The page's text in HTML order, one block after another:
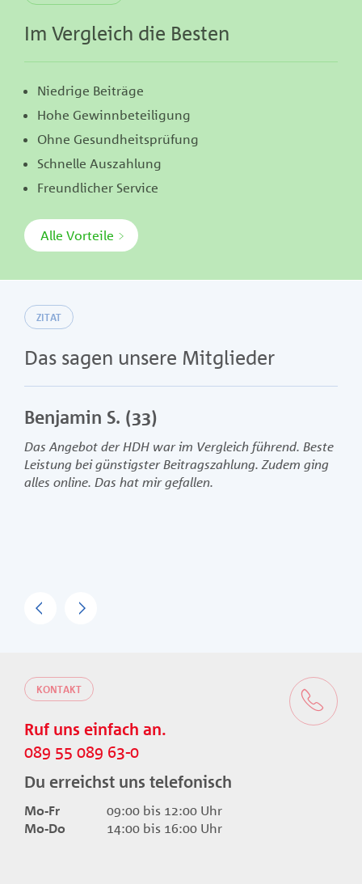
Im Vergleich die Besten
Niedrige Beiträge
Hohe Gewinnbeteiligung
Ohne Gesundheitsprüfung
Schnelle Auszahlung
Freundlicher Service
Alle Vorteile
ZITAT
Das sagen unsere Mitglieder
Benjamin S. (33)
Das Angebot der HDH war im Vergleich führend. Beste
Leistung bei günstigster Beitragszahlung. Zudem ging
alles online. Das hat mir gefallen.
Previous
KONTAKT
Ruf uns einfach an.
089 55 089 63-0
Du erreichst uns telefonisch
Mo-Fr
09:00 bis 12:00 Uhr
Mo-Do
14:00 bis 16:00 Uhr